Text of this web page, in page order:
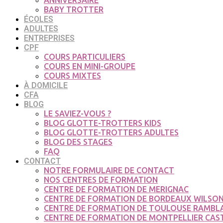
BABY TROTTER
ÉCOLES
ADULTES
ENTREPRISES
CPF
COURS PARTICULIERS
COURS EN MINI-GROUPE
COURS MIXTES
À DOMICILE
CFA
BLOG
LE SAVIEZ-VOUS ?
BLOG GLOTTE-TROTTERS KIDS
BLOG GLOTTE-TROTTERS ADULTES
BLOG DES STAGES
FAQ
CONTACT
NOTRE FORMULAIRE DE CONTACT
NOS CENTRES DE FORMATION
CENTRE DE FORMATION DE MERIGNAC
CENTRE DE FORMATION DE BORDEAUX WILSON
CENTRE DE FORMATION DE TOULOUSE
CENTRE DE FORMATION DE MONTPELLIER